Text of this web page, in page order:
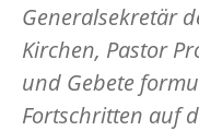
Generalsekretär
Kirchen, Pastor
und Gebete
Fortschritten auf